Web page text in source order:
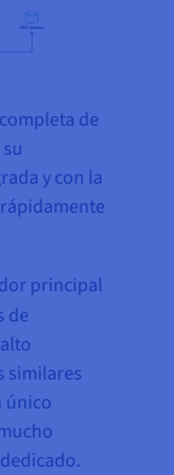
de
y con la
principal
de
similares
único